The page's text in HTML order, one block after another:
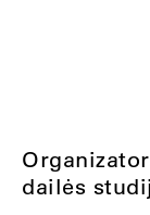
dailės